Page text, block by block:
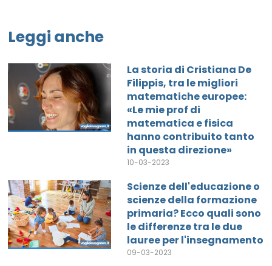
Leggi anche
La storia di Cristiana De
Filippis, tra le migliori
matematiche europee:
«Le mie prof di
matematica e fisica
hanno contribuito tanto
in questa direzione»
10-03-2023
Scienze dell'educazione o
scienze della formazione
primaria? Ecco quali sono
le differenze tra le due
lauree per l'insegnamento
09-03-2023